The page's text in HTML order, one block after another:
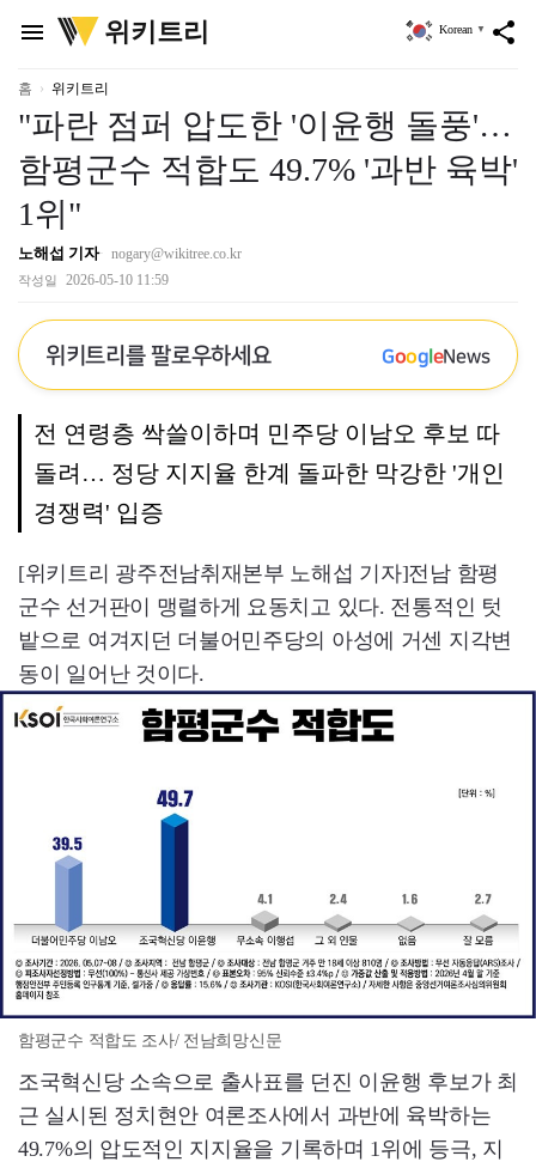
menu
위
키
리
위키트리 share
Korean ▼
홈 위키트리
"파란 점퍼 압도한 '이윤행 돌풍'…
함평군수 적합도 49.7% '과반 육박'
1위"
노해섭 기자 nogary@wikitree.co.kr
작성일 2026-05-10 11:59
위키트리를 팔로우하세요 GoogleNews
전 연령층 싹쓸이하며 민주당 이남오 후보 따
돌려… 정당 지지율 한계 돌파한 막강한 '개인
경쟁력' 입증
[위키트리 광주전남취재본부 노해섭 기자]전남 함평
군수 선거판이 맹렬하게 요동치고 있다. 전통적인 텃
밭으로 여겨지던 더불어민주당의 아성에 거센 지각변
동이 일어난 것이다.
함평군수 적합도 조사/ 전남희망신문
조국혁신당 소속으로 출사표를 던진 이윤행 후보가 최
근 실시된 정치현안 여론조사에서 과반에 육박하는
49.7%의 압도적인 지지율을 기록하며 1위에 등극, 지